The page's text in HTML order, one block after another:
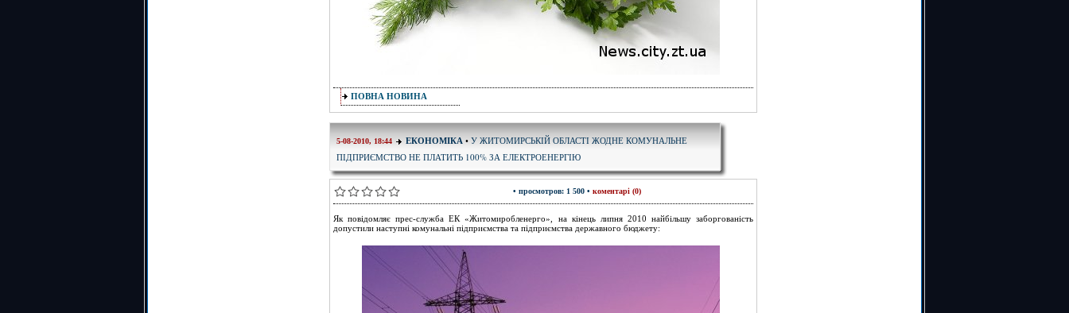
ПОВНА НОВИНА
5-08-2010, 18:44 ЕКОНОМІКА • У ЖИТОМИРСЬКІЙ ОБЛАСТІ ЖОДНЕ КОМУНАЛЬНЕ
ПІДПРИЄМСТВО НЕ ПЛАТИТЬ 100% ЗА ЕЛЕКТРОЕНЕРГІЮ
• просмотров: 1 500 • коментарі (0)
Як повідомляє прес-служба ЕК «Житомиробленерго», на кінець липня 2010 найбільшу заборгованість
допустили наступні комунальні підприємства та підприємства державного бюджету: